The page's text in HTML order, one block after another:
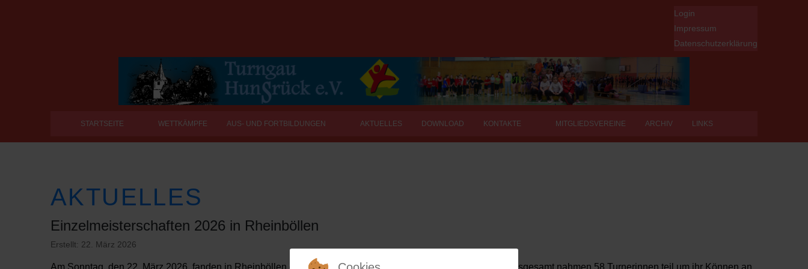
Login
Impressum
Datenschutzerklärung
STARTSEITE WETTKÄMPFE AUS- UND FORTBILDUNGEN AKTUELLES DOWNLOAD KONTAKTE MITGLIEDSVEREINE ARCHIV LINKS
AKTUELLES
Einzelmeisterschaften 2026 in Rheinböllen
Erstellt: 22. März 2026